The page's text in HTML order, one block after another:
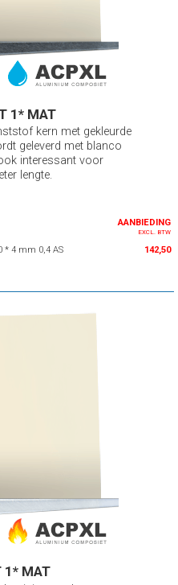
1* MAT
kern met gekleurde
geleverd met blanco
interessant voor
lengte.
AANBIEDING
EXCL. BTW
* 4 mm 0,4 AS 142,50
1* MAT